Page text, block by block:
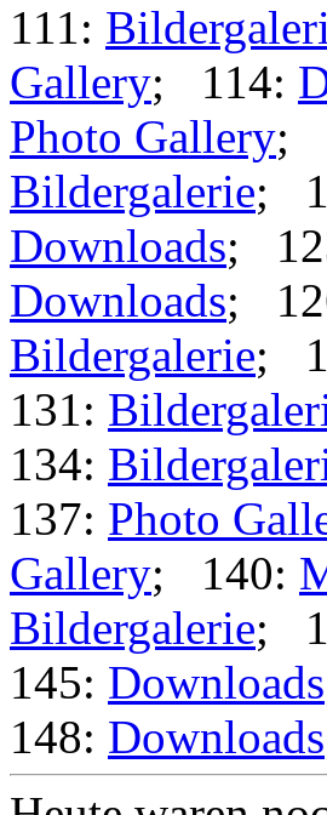
111:
Gallery; 114:
Photo Gallery;
Bildergalerie;
Downloads;
Downloads;
Bildergalerie;
131:
134:
137: Photo
Gallery; 140:
Bildergalerie;
145: Downloads
148: Downloads